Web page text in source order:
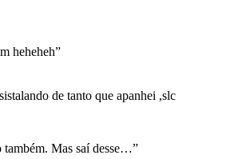
heheheh”
de tanto que apanhei ,slc
também. Mas saí desse…”